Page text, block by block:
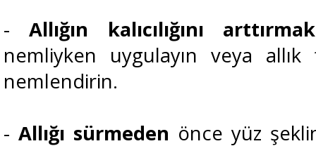
-Allığın kalıcılığını
nemliyken uygulayın veya allık
nemlendirin.
- Allığı sürmeden önce yüz